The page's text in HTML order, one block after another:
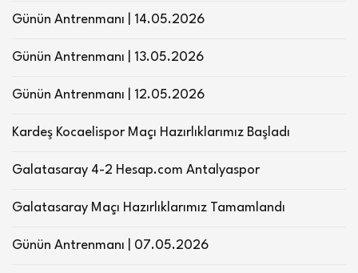
Günün Antrenmanı | 14.05.2026
Günün Antrenmanı | 13.05.2026
Günün Antrenmanı | 12.05.2026
Kardeş Kocaelispor Maçı Hazırlıklarımız Başladı
Galatasaray 4-2 Hesap.com Antalyaspor
Galatasaray Maçı Hazırlıklarımız Tamamlandı
Günün Antrenmanı | 07.05.2026